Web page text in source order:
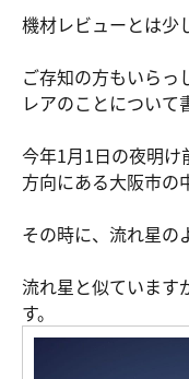
機材レビューとは少
ご存知の方もいらっ
レアのことについて
今年1月1日の夜明け
方向にある大阪市の
その時に、流れ星の
流れ星と似ています
す。